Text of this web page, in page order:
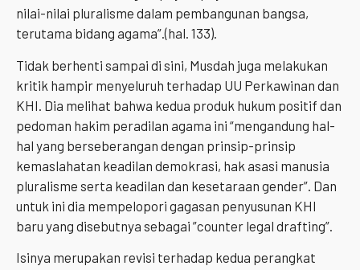
nilai-nilai pluralisme dalam pembangunan bangsa,
terutama bidang agama”.(hal. 133).
Tidak berhenti sampai di sini, Musdah juga melakukan
kritik hampir menyeluruh terhadap UU Perkawinan dan
KHI. Dia melihat bahwa kedua produk hukum positif dan
pedoman hakim peradilan agama ini “mengandung hal-
hal yang berseberangan dengan prinsip-prinsip
kemaslahatan keadilan demokrasi, hak asasi manusia
pluralisme serta keadilan dan kesetaraan gender”. Dan
untuk ini dia mempelopori gagasan penyusunan KHI
baru yang disebutnya sebagai ”counter legal drafting”.
Isinya merupakan revisi terhadap kedua perangkat